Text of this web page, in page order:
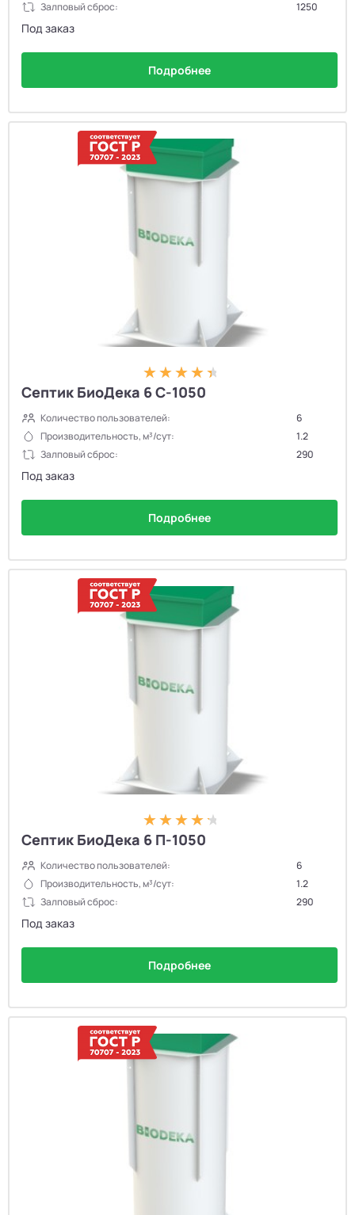
Залповый сброс: 1250
Под заказ
Подробнее
Септик БиоДека 6 C-1050
Количество пользователей:
6
Производительность, м³/сут:
1.2
Залповый сброс:
290
Под заказ
Подробнее
Септик БиоДека 6 П-1050
Количество пользователей:
6
Производительность, м³/сут:
1.2
Залповый сброс:
290
Под заказ
Подробнее